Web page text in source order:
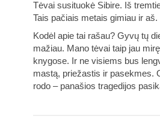
Tėvai susituokė Sibire. Iš
Tais pačiais metais gimiau ir
Kodėl apie tai rašau? Gyvų tų
mažiau. Mano tėvai taip jau
knygose. Ir ne visiems bus
mastą, priežastis ir pasekmes.
rodo – panašios tragedijos